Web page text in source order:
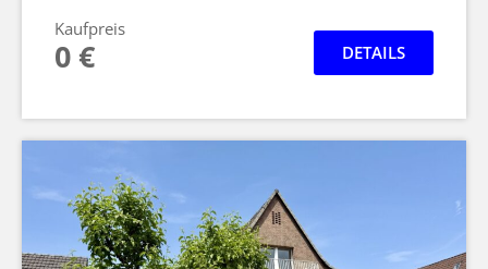
Kaufpreis
0 € DETAILS